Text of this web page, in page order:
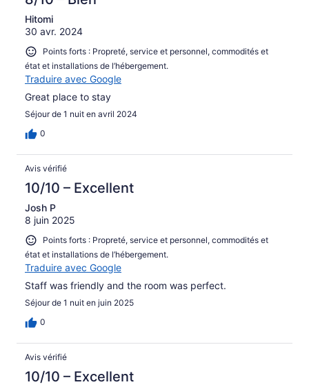
Hitomi
30 avr. 2024
Points forts : Propreté, service et personnel, commodités et
état et installations de l’hébergement.
Traduire avec Google
Great place to stay
Séjour de 1 nuit en avril 2024
0
Avis vérifié
10/10 – Excellent
Josh P
8 juin 2025
Points forts : Propreté, service et personnel, commodités et
état et installations de l’hébergement.
Traduire avec Google
Staff was friendly and the room was perfect.
Séjour de 1 nuit en juin 2025
0
Avis vérifié
10/10 – Excellent